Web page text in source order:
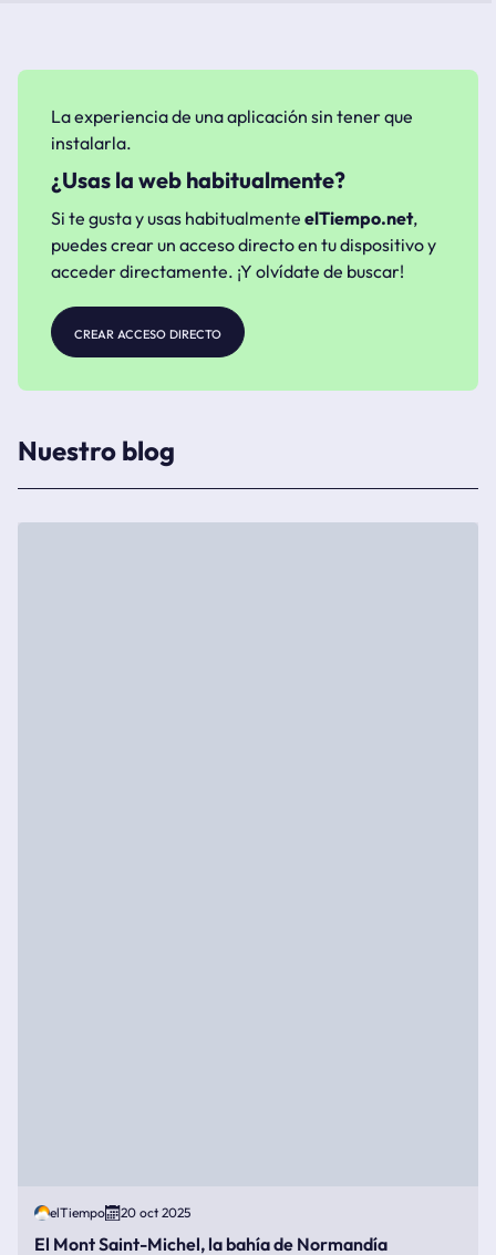
La experiencia de una aplicación sin tener que
instalarla.
¿Usas la web habitualmente?
Si te gusta y usas habitualmente elTiempo.net,
puedes crear un acceso directo en tu dispositivo y
acceder directamente. ¡Y olvídate de buscar!
crear acceso directo
Nuestro blog
elTiempo 20 oct 2025
El Mont Saint-Michel, la bahía de Normandía